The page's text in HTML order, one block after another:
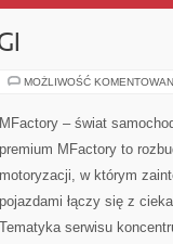
MOŻLIWOŚĆ
MFactory – świat
premium MFactory to
motoryzacji, w którym
pojazdami łączy się z
Tematyka serwisu